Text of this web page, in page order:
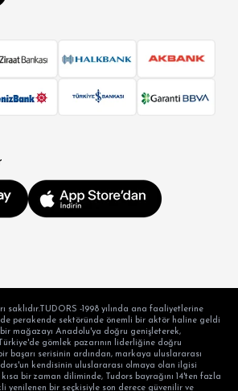
SÜPER SLİM FİT
RELAX FİT
OVERSİZE
saklıdır.TUDORS -1998 yılında ana faaliyetlerine
perakende sektöründe önemli bir aktör haline geldi
mağazayı Anadolu'ya doğru genişleterek,
gömlek pazarının liderliğine doğru
başarı serisinin ardından, markaya uluslararası
kendisinin uluslararası olmaya olan ilgisi
bir zaman diliminde, Tudors bayrağını 14'ten fazla
yenilenen bir seçkisiyle son derece güvenilir ve